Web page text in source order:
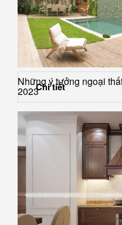
Những ý tưởng ngoại
2023Chi tiết